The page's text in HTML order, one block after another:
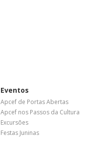
Eventos
Apcef de Portas Abertas
Apcef nos Passos da Cultura
Excursões
Festas Juninas